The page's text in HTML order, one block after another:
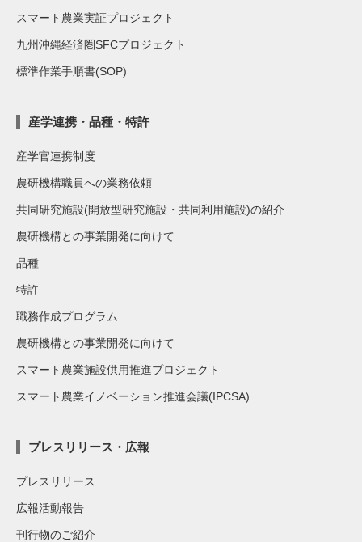
スマート農業実証プロジェクト
九州沖縄経済圏SFCプロジェクト
標準作業手順書(SOP)
産学連携・品種・特許
産学官連携制度
農研機構職員への業務依頼
共同研究施設(開放型研究施設・共同利用施設)の紹介
農研機構との事業開発に向けて
品種
特許
職務作成プログラム
農研機構との事業開発に向けて
スマート農業施設供用推進プロジェクト
スマート農業イノベーション推進会議(IPCSA)
プレスリリース・広報
プレスリリース
広報活動報告
刊行物のご紹介